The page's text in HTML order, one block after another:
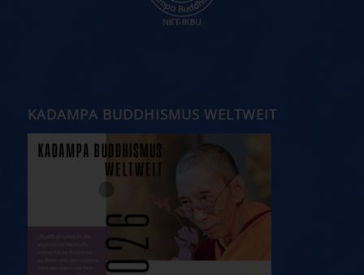
KADAMPA BUDDHISMUS WELTWEIT